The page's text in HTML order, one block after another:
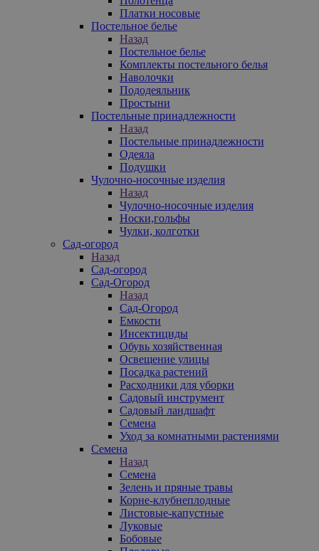
Платки носовые
Постельное белье
Назад
Постельное белье
Комплекты постельного белья
Наволочки
Пододеяльник
Простыни
Постельные принадлежности
Назад
Постельные принадлежности
Одеяла
Подушки
Чулочно-носочные изделия
Назад
Чулочно-носочные изделия
Носки,гольфы
Чулки, колготки
Сад-огород
Назад
Сад-огород
Сад-Огород
Назад
Сад-Огород
Емкости
Инсектициды
Обувь хозяйственная
Освещение улицы
Посадка растений
Расходники для уборки
Садовый инструмент
Садовый ландшафт
Семена
Уход за комнатными растениями
Семена
Назад
Семена
Зелень и пряные травы
Корне-клубнеплодные
Листовые-капустные
Луковые
Бобовые